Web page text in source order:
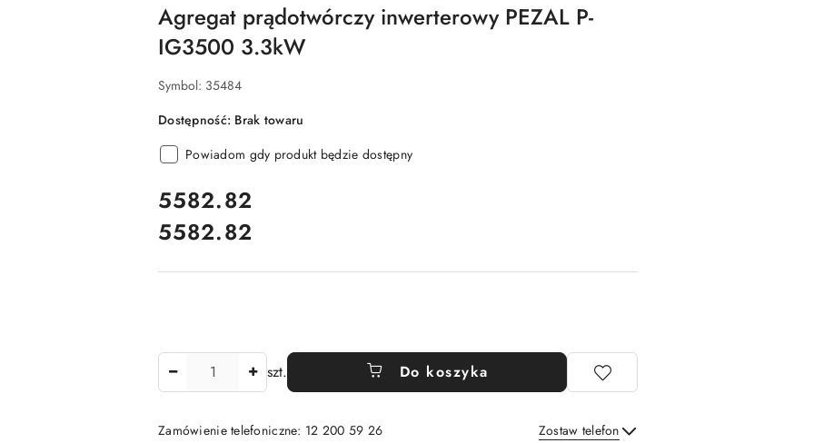
Agregat prądotwórczy inwerterowy PEZAL P-
IG3500 3.3kW
Symbol: 35484
Dostępność: Brak towaru
Powiadom gdy produkt będzie dostępny
cena:
5582.82
Cena:
5582.82
szt. Do koszyka
Zamówienie telefoniczne: 12 200 59 26 Zostaw telefon